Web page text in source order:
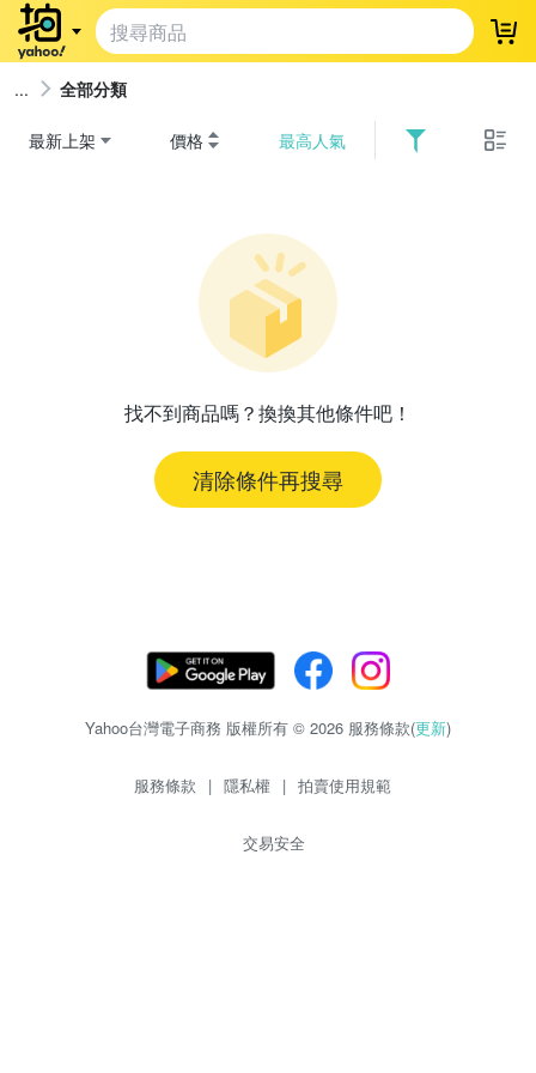
登
全部分類
最新上架 價格 最高人氣
找不到商品嗎？換換其他條件吧！
清除條件再搜尋
Yahoo台灣電子商務 版權所有 © 2026 服務條款(更新)
服務條款 | 隱私權 | 拍賣使用規範
交易安全